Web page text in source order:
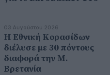
03 Αυγούστου 2026
Η Εθνική Κορασίδων
διέλυσε με 30 πόντους
διαφορά την Μ.
Βρετανία